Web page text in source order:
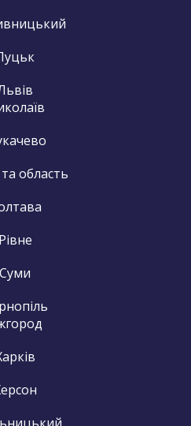
область
Рівне
Суми